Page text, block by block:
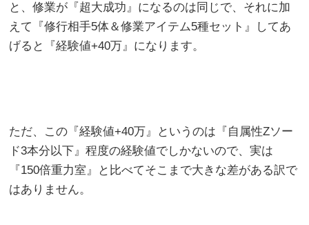
と、修業が『超大成功』になるのは同じで、それに加
えて『修行相手5体＆修業アイテム5種セット』してあ
げると『経験値+40万』になります。
ただ、この『経験値+40万』というのは『自属性Zソー
ド3本分以下』程度の経験値でしかないので、実は
『150倍重力室』と比べてそこまで大きな差がある訳で
はありません。